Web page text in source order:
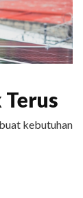
kebutuhan